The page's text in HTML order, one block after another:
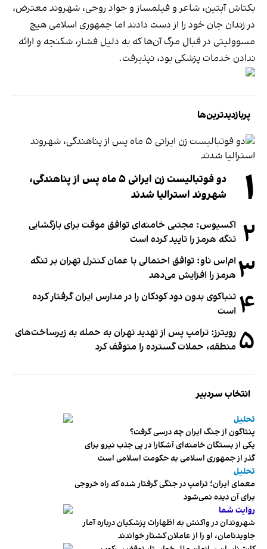
بکتاش آبتین، شاعر و فیلمساز و جواد روحی، شهروند معترض،
در زندان جان خود را از دست دادند اما جمهوری اسلامی هیچ
مسوولیتی در قبال مرگ آن‌ها که به دلیل فشار، شکنجه و ارائه
ندادن خدمات پزشکی بود، نپذیرفت.
پربازدیدترین‌ها
۱
دو فوتبالیست زن ایرانی ۵ ماه پس از پناهندگی،
شهروند استرالیا شدند
۲ اکسیوس: مجتبی خامنه‌ای توافق موقت برای بازگشایی
تنگه هرمز را تایید کرده است
۳ ام‌اس ناو: توافق احتمالی با عمان کنترل تهران بر تنگه
هرمز را افزایش می‌دهد
۴ تنباکوی بدون دود کودکان را در مدارس ایران گرفتار کرده
است
۵ رویترز: ترامپ پس از تهدید تهران به حمله به زیرساخت‌های
منطقه، حملات گسترده را متوقف کرد
انتخاب سردبیر
تحلیل
پنتاگون از جنگ ایران چه درسی گرفت؟
یکی از بستگان خامنه‌ای آشکارا در پی جذب نیرو برای
گذر از جمهوری اسلامی به حکومت اسلامی است
تحلیل
معمای ایران؛ ترامپ در جنگی گرفتار شده که راه خروجی
برای آن دیده نمی‌شود
روایت شما
شهروندان در واکنش به اظهارات پزشکیان درباره آمار
جاویدنامان، او را از عاملان کشتار خواندند